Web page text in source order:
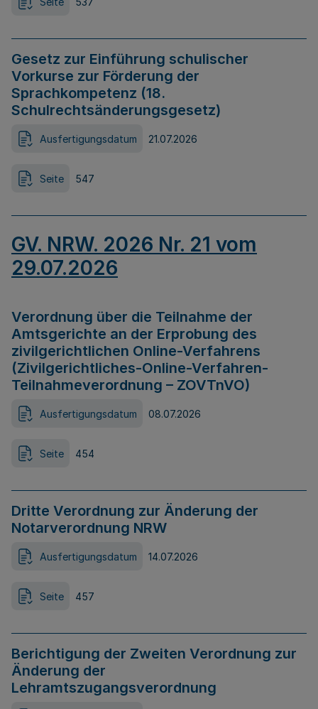
Gesetz zur Einführung schulischer
Vorkurse zur Förderung der
Sprachkompetenz (18.
Schulrechtsänderungsgesetz)
Ausfertigungsdatum 21.07.2026
Seite 547
GV. NRW. 2026 Nr. 21 vom
29.07.2026
Verordnung über die Teilnahme der
Amtsgerichte an der Erprobung des
zivilgerichtlichen Online-Verfahrens
(Zivilgerichtliches-Online-Verfahren-
Teilnahmeverordnung – ZOVTnVO)
Ausfertigungsdatum 08.07.2026
Seite 454
Dritte Verordnung zur Änderung der
Notarverordnung NRW
Ausfertigungsdatum 14.07.2026
Seite 457
Berichtigung der Zweiten Verordnung zur
Änderung der
Lehramtszugangsverordnung